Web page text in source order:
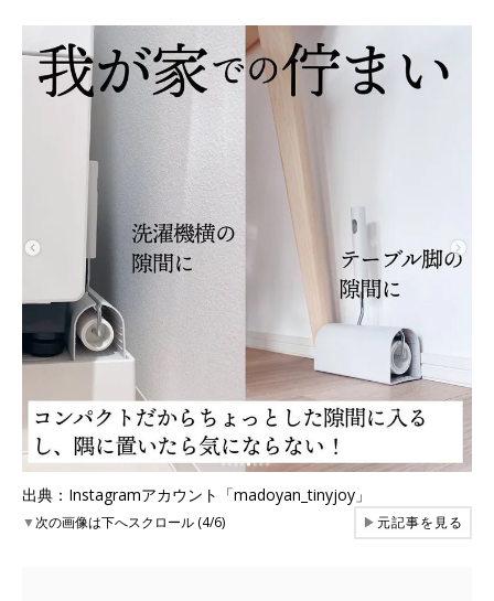
出典：Instagramアカウント「madoyan_tinyjoy」
▼次の画像は下へスクロール (4/6) ▶元記事を見る